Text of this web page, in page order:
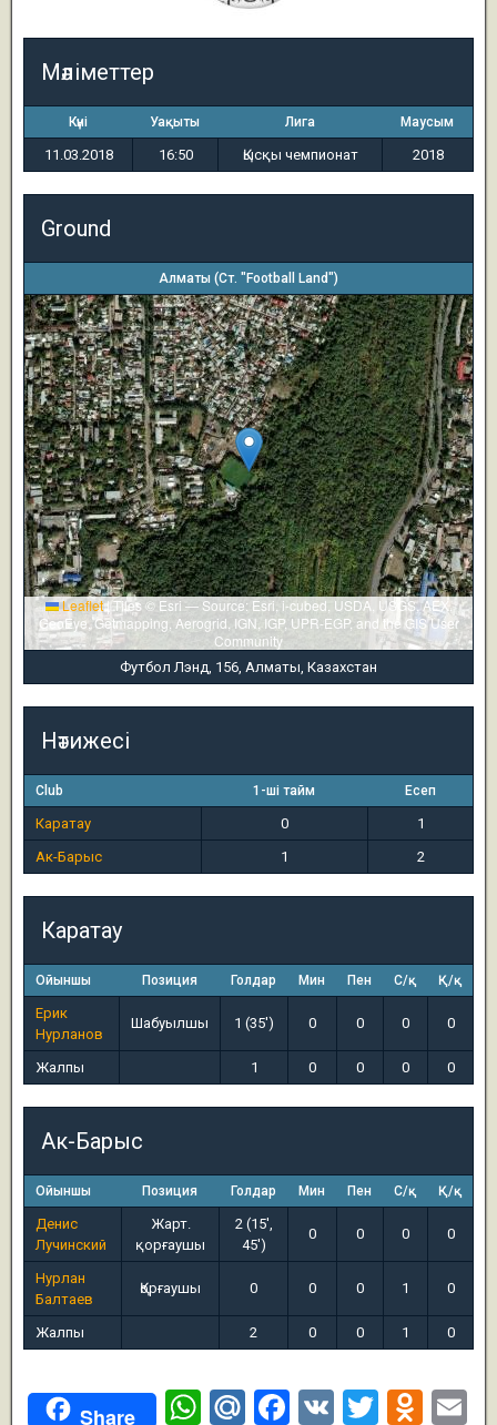
Мәліметтер
Күні Уақыты Лига Маусым
11.03.2018 16:50 Қысқы чемпионат 2018
Ground
Алматы (Ст. "Football Land")
Leaflet|Tiles © Esri — Source: Esri, i-cubed, USDA, USGS, AEX,
GeoEye, Getmapping, Aerogrid, IGN, IGP, UPR-EGP, and the GIS User
Community
Футбол Лэнд, 156, Алматы, Казахстан
Нәтижесі
Club 1-ші тайм Есеп
Каратау 0
1
Ак-Барыс
1 2
Каратау
Ойыншы Позиция Голдар Мин Пен С/қ Қ/қ
Ерик
Нурланов
Шабуылшы 1 (35') 0 0 0 0
Жалпы 1 0 0 0 0
Ак-Барыс
Ойыншы Позиция Голдар Мин Пен С/қ Қ/қ
Денис
Лучинский
Жарт.
қорғаушы
2 (15',
45')
0 0 0 0
Нурлан
Балтаев
Қорғаушы 0 0 0 1 0
Жалпы 2 0 0 1 0
Share
W
M
F
V
T
O